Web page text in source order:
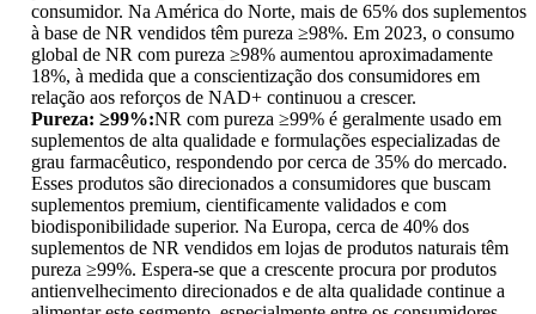
consumidor. Na América do Norte, mais de 65% dos suplementos
à base de NR vendidos têm pureza ≥98%. Em 2023, o consumo
global de NR com pureza ≥98% aumentou aproximadamente
18%, à medida que a conscientização dos consumidores em
relação aos reforços de NAD+ continuou a crescer.
Pureza: ≥99%:NR com pureza ≥99% é geralmente usado em
suplementos de alta qualidade e formulações especializadas de
grau farmacêutico, respondendo por cerca de 35% do mercado.
Esses produtos são direcionados a consumidores que buscam
suplementos premium, cientificamente validados e com
biodisponibilidade superior. Na Europa, cerca de 40% dos
suplementos de NR vendidos em lojas de produtos naturais têm
pureza ≥99%. Espera-se que a crescente procura por produtos
antienvelhecimento direcionados e de alta qualidade continue a